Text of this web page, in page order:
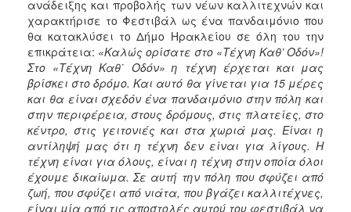
ανάδειξης και προβολής των νέων καλλιτεχνών και
χαρακτήρισε το Φεστιβάλ ως ένα πανδαιμόνιο που
θα κατακλύσει το Δήμο Ηρακλείου σε όλη του την
επικράτεια: «Καλώς ορίσατε στο «Τέχνη Καθ’ Οδόν»!
Στο «Τέχνη Καθ΄ Οδόν» η τέχνη έρχεται και μας
βρίσκει στο δρόμο. Και αυτό θα γίνεται για 15 μέρες
και θα είναι σχεδόν ένα πανδαιμόνιο στην πόλη και
στην περιφέρεια, στους δρόμους, στις πλατείες, στο
κέντρο, στις γειτονιές και στα χωριά μας. Είναι η
αντίληψή μας ότι η τέχνη δεν είναι για λίγους. Η
τέχνη είναι για όλους, είναι η τέχνη στην οποία όλοι
έχουμε δικαίωμα. Σε αυτή την πόλη που σφύζει από
ζωή, που σφύζει από νιάτα, που βγάζει καλλιτέχνες,
είναι μία από τις αποστολές αυτού του φεστιβάλ να